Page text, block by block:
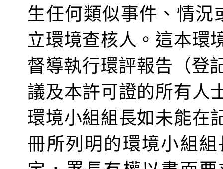
生任何類似事件、情況
立環境查核人。這本環
督導執行環評報告 （登
議及本許可證的所有人
環境小組組長如未能在
冊所列明的環境小組